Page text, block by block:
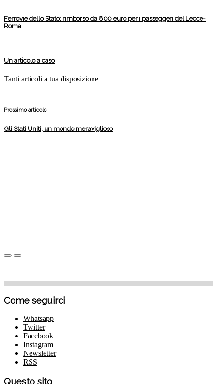
Ferrovie dello Stato: rimborso da 800 euro per i passeggeri del Lecce-
Roma
Un articolo a caso
Tanti articoli a tua disposizione
Prossimo articolo
Gli Stati Uniti, un mondo meraviglioso
Come seguirci
Whatsapp
Twitter
Facebook
Instagram
Newsletter
RSS
Questo sito